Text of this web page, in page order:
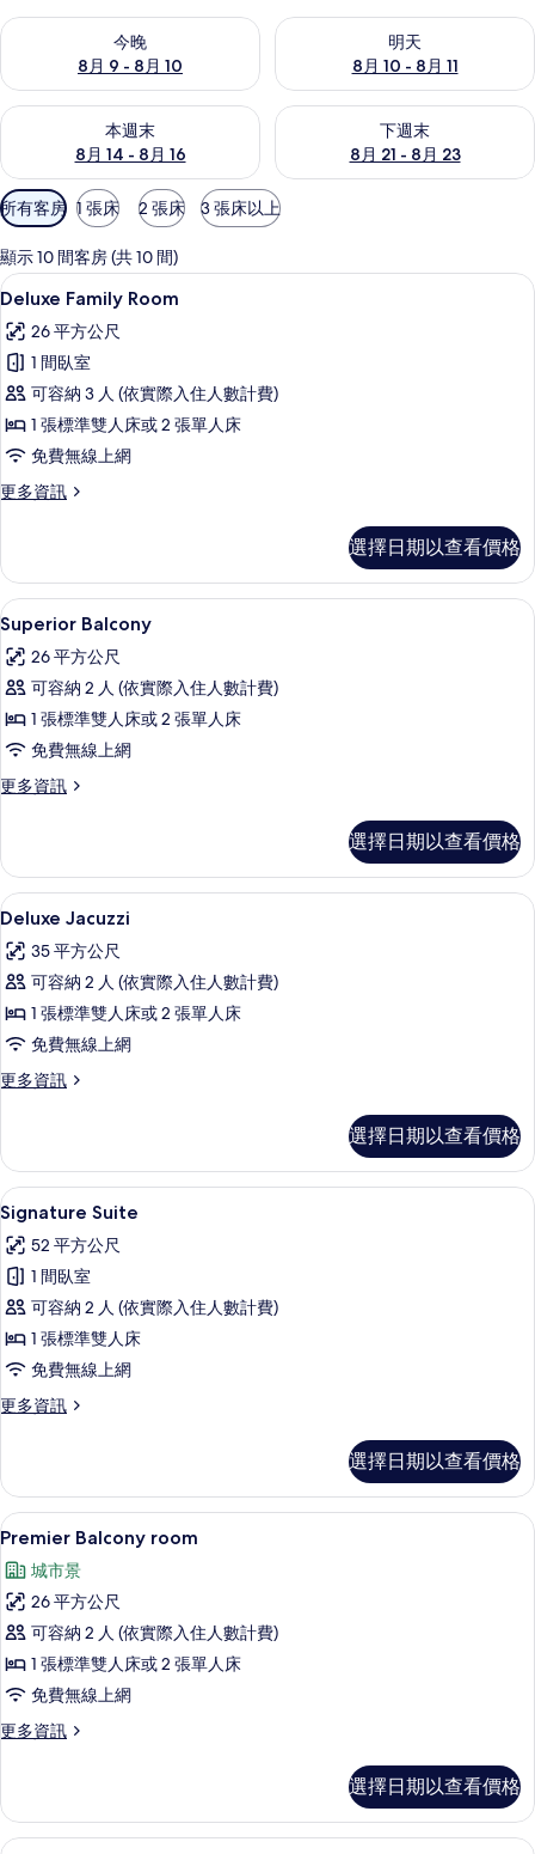
今晚
8月 9 - 8月 10
查看今晚 (8月 9 - 8月 10) 的供應情況
明天
8月 10 - 8月 11
查看明天 (8月 10 - 8月 11) 的
本週末
8月 14 - 8月 16
查看本週末 (8月 14 - 8月 16) 的供應情況
下週末
8月 21 - 8月 23
查看下週末 (8月 21 - 8月 23)
可
用
的
客
房
篩
選
條
所有客房 1 張床 2 張床 3 張床以上
顯示 10 間客房 (共 10 間)
顯
示
Deluxe
Family
Room
的
所
有
Deluxe Family Room | 高級寢具、迷
14
Deluxe Family Room
26 平方公尺
1 間臥室
可容納 3 人 (依實際入住人數計費)
1 張標準雙人床或 2 張單人床
免費無線上網
更多資訊
更
Room
的
詳
選擇日期以查看價格
顯
示
Superior
Balcony
的
所
有
Superior Balcony | 高級寢具、迷你吧
13
Superior Balcony
26 平方公尺
可容納 2 人 (依實際入住人數計費)
1 張標準雙人床或 2 張單人床
免費無線上網
更多資訊
更
的
詳
情
選擇日期以查看價格
顯
示
Deluxe
Jacuzzi
的
所
有
15
Deluxe Jacuzzi
35 平方公尺
可容納 2 人 (依實際入住人數計費)
1 張標準雙人床或 2 張單人床
免費無線上網
更多資訊
更
的
詳
情
選擇日期以查看價格
顯
示
Signature
Suite
的
所
有
相
15
Signature Suite
52 平方公尺
1 間臥室
可容納 2 人 (依實際入住人數計費)
1 張標準雙人床
免費無線上網
更多資訊
更
的
詳
情
選擇日期以查看價格
顯
示
Premier
Balcony
room
的
所
有
14
Premier Balcony room
城市景
26 平方公尺
可容納 2 人 (依實際入住人數計費)
1 張標準雙人床或 2 張單人床
免費無線上網
更多資訊
更
room
的
選擇日期以查看價格
Superior Room, 2 Bedrooms, City